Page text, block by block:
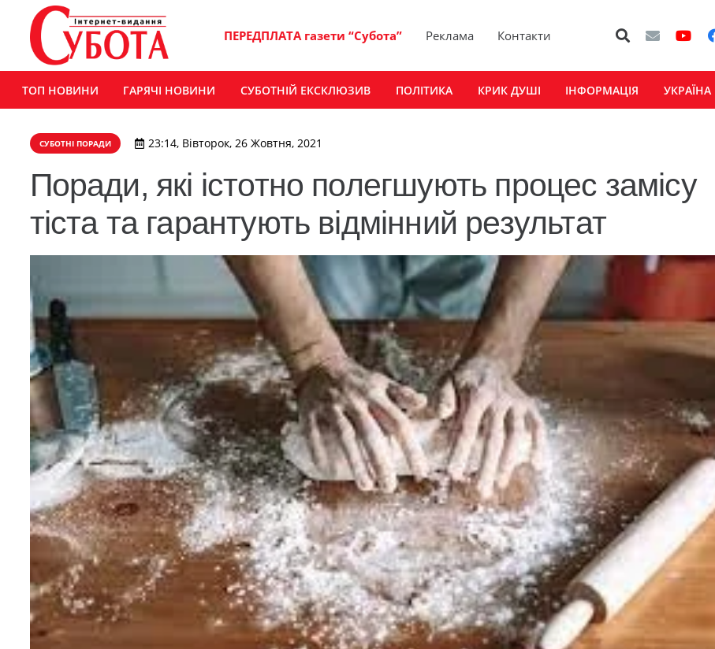
ПЕРЕДПЛАТА газети “Субота” Реклама Контакти
ТОП НОВИНИ ГАРЯЧІ НОВИНИ СУБОТНІЙ ЕКСКЛЮЗИВ ПОЛІТИКА КРИК ДУШІ ІНФОРМАЦІЯ УКРАЇНА
СУБОТНІ ПОРАДИ 23:14, Вівторок, 26 Жовтня, 2021
Поради, які істотно полегшують процес замісу
тіста та гарантують відмінний результат